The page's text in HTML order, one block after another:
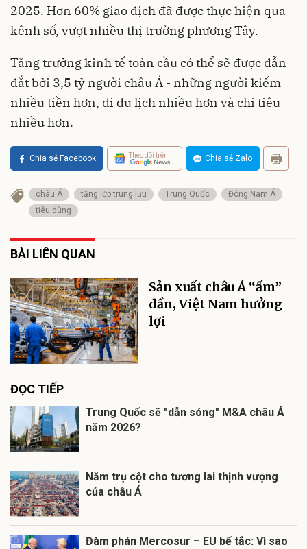
2025. Hơn 60% giao dịch đã được thực hiện qua
kênh số, vượt nhiều thị trường phương Tây.
Tăng trưởng kinh tế toàn cầu có thể sẽ được dẫn
dắt bởi 3,5 tỷ người châu Á - những người kiếm
nhiều tiền hơn, đi du lịch nhiều hơn và chi tiêu
nhiều hơn.
Chia sẻ Facebook Theo dõi trên Chia sẻ Zalo
châu Á tầng lớp trung lưu Trung Quốc
Đông Nam Á
tiêu dùng
BÀI LIÊN QUAN
Sản xuất châu Á “ấm”
dần, Việt Nam hưởng
lợi
ĐỌC TIẾP
Trung Quốc sẽ "dẫn sóng" M&A châu Á
năm 2026?
Năm trụ cột cho tương lai thịnh vượng
của châu Á
Đàm phán Mercosur – EU bế tắc: Vì sao